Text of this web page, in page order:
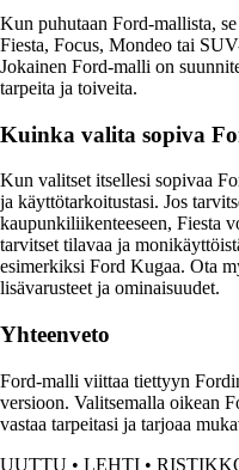
Kun puhutaan Ford-mallista,
Fiesta, Focus, Mondeo tai
Jokainen Ford-malli on
tarpeita ja toiveita.
Kuinka valita sopiva
Kun valitset itsellesi sopivaa
ja käyttötarkoitustasi. Jos
kaupunkiliikenteeseen, Fiesta
tarvitset tilavaa ja
esimerkiksi Ford Kugaa. Ota
lisävarusteet ja ominaisuudet.
Yhteenveto
Ford-malli viittaa tiettyyn
versioon. Valitsemalla oikean
vastaa tarpeitasi ja tarjoaa
UUTTU • LEHTI •